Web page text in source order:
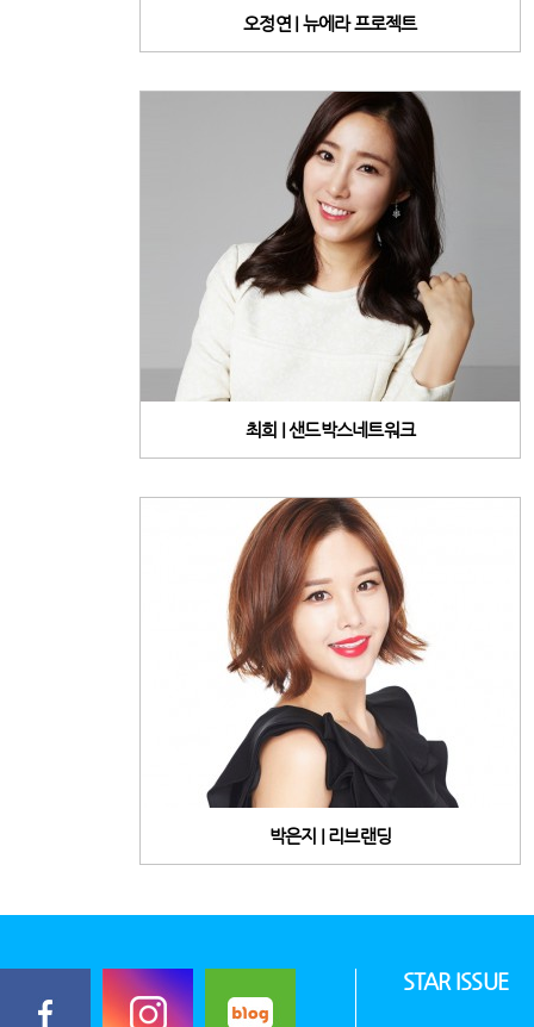
오정연 | 뉴에라 프로젝트
최희 | 샌드박스네트워크
박은지 | 리브랜딩
STAR ISSUE